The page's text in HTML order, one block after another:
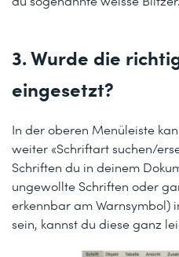
3. Wurde die
eingesetzt?
In der oberen Menüleiste
weiter «Schriftart suchen/
Schriften du in deinem
ungewollte Schriften oder
erkennbar am Warnsymbol)
sein, kannst du diese ganz